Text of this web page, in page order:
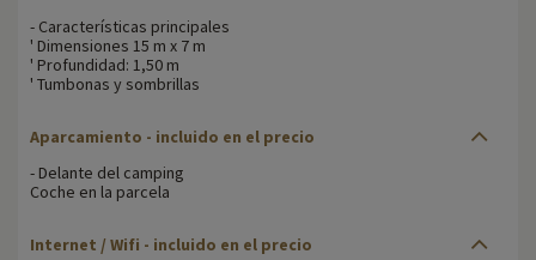
- Características principales
' Dimensiones 15 m x 7 m
' Profundidad: 1,50 m
' Tumbonas y sombrillas
Aparcamiento - incluido en el precio
- Delante del camping
Coche en la parcela
Internet / Wifi - incluido en el precio